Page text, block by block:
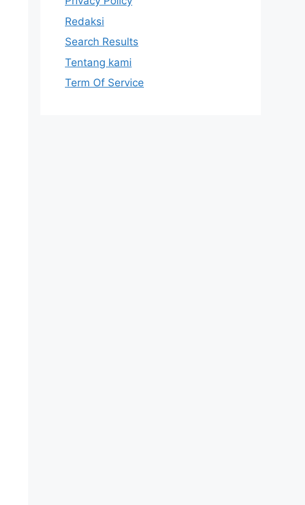
Redaksi
Search Results
Tentang kami
Term Of Service